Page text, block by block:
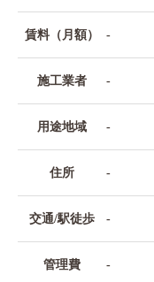
賃料（月額） -
施工業者 -
用途地域 -
住所 -
交通/駅徒歩 -
管理費 -